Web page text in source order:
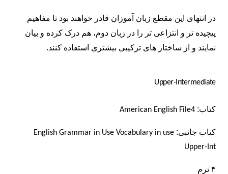
در انتهای این مقطع زبان آموزان قادر خواهند بود تا مفاهیم
پیچیده تر و انتزاعی تر را در زبان دوم، هم درک کرده و بیان
نمایند و از ساختار های ترکیبی بیشتری استفاده کنند.
Upper-Intermediate
کتاب: American English File4
کتاب جانبی: English Grammar in Use Vocabulary in use
Upper-Int
۴ ترم